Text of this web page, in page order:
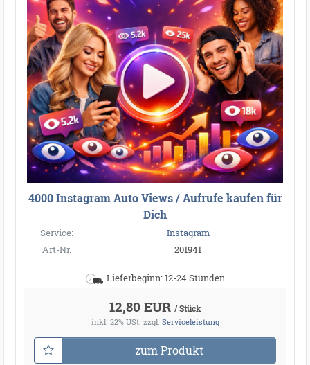
4000 Instagram Auto Views / Aufrufe kaufen für
Dich
Service:
Instagram
Art-Nr.
201941
Lieferbeginn: 12-24 Stunden
12,80 EUR / Stück
inkl. 22% USt. zzgl. Serviceleistung
zum Produkt